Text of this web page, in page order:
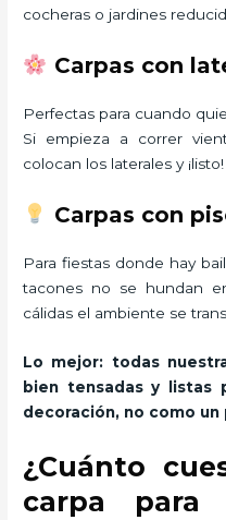
cocheras o jardines
Carpas con
Perfectas para cuando
Si empieza a correr
colocan los laterales y ¡listo!
Carpas con
Para fiestas donde hay
tacones no se hundan
cálidas el ambiente se
Lo mejor: todas
bien tensadas y listas
decoración, no como
¿Cuánto
carpa